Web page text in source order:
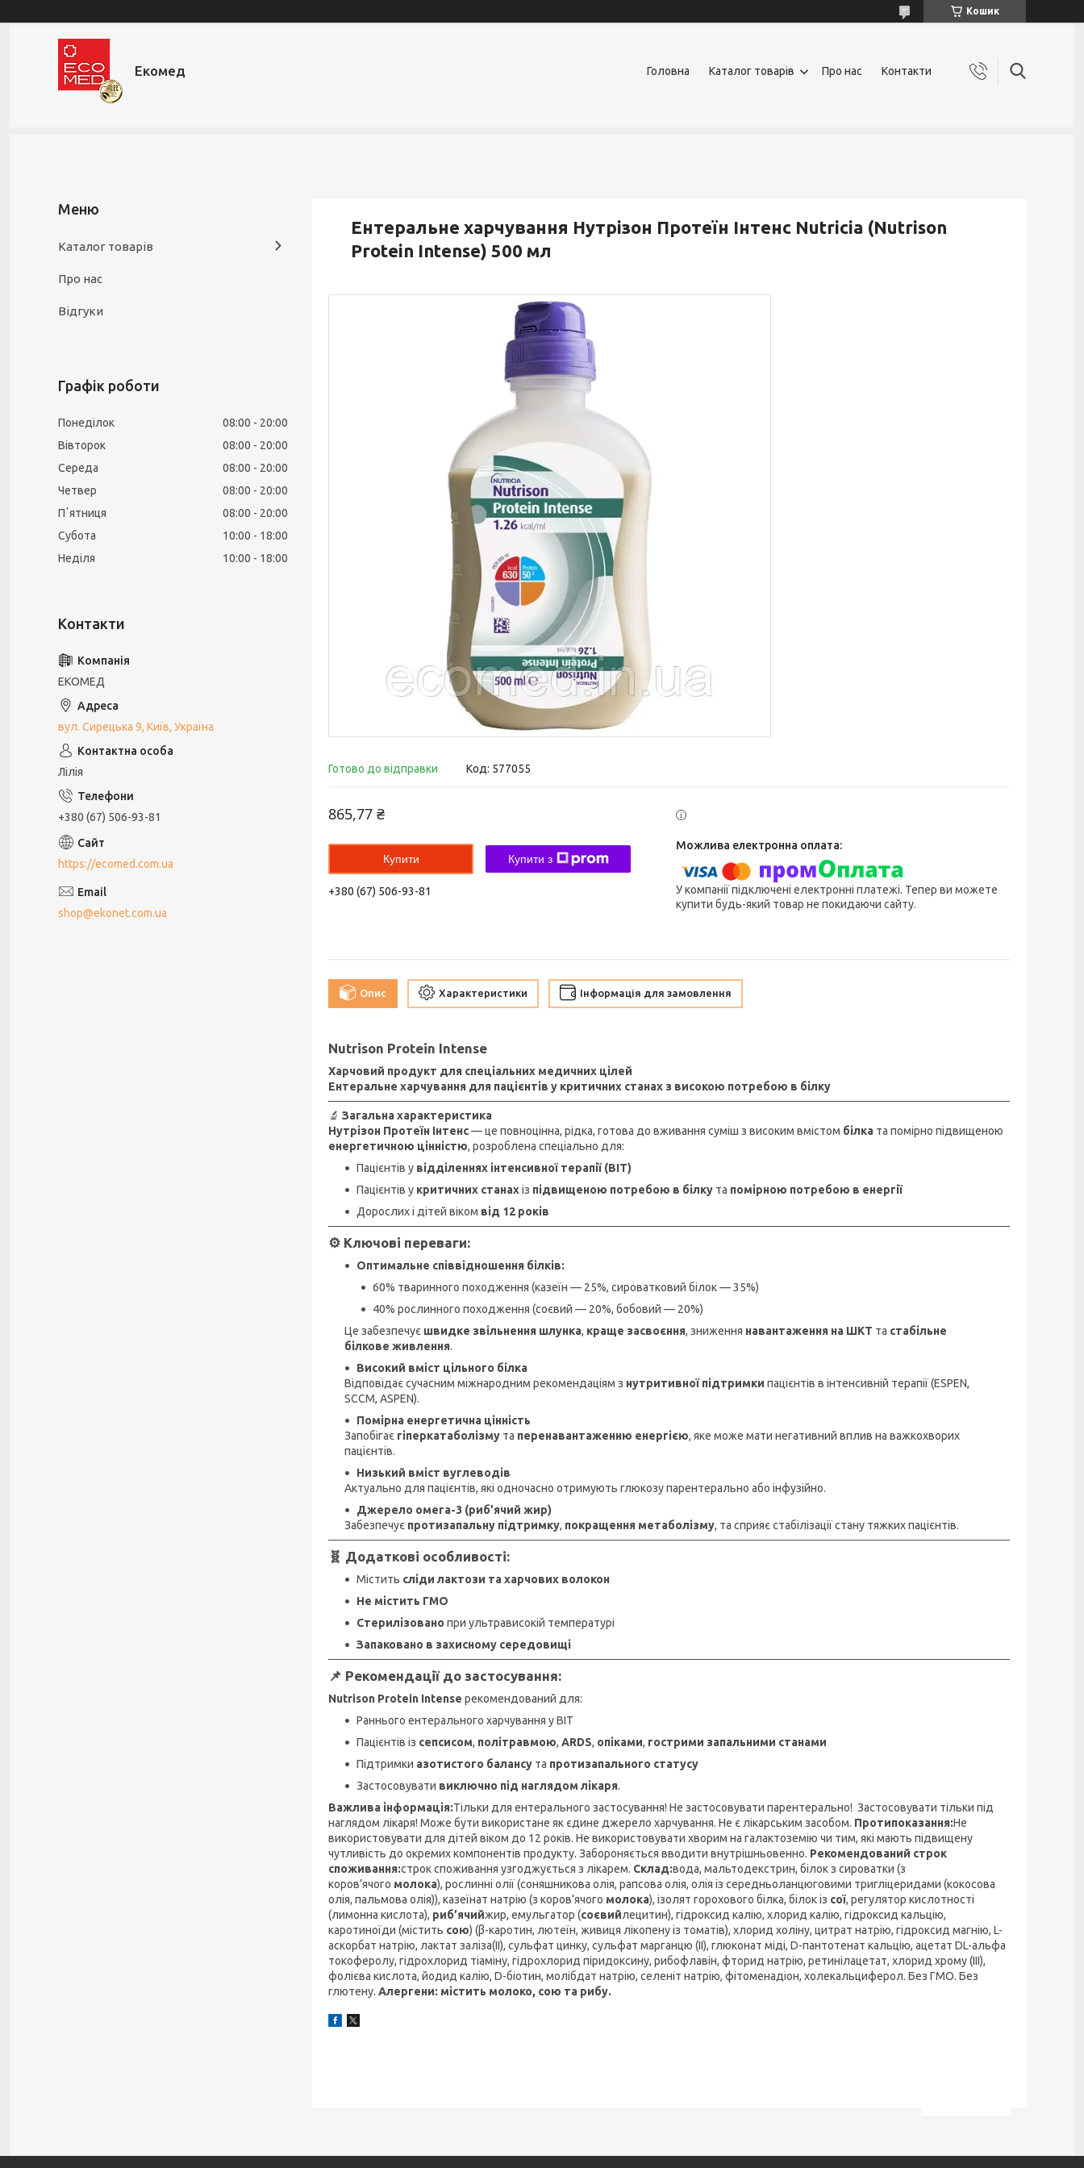
Кошик
Екомед Головна Каталог товарів Про нас Контакти
Ентеральне харчування Нутрізон Протеїн Інтенс Nutricia (Nutrison
Protein Intense) 500 мл
Готово до відправки Код: 577055
865,77 ₴
Купити Купити з
+380 (67) 506-93-81
У компанії підключені електронні платежі. Тепер ви можете
купити будь-який товар не покидаючи сайту.
Опис Характеристики Інформація для замовлення
Nutrison Protein Intense
Харчовий продукт для спеціальних медичних цілей
Ентеральне харчування для пацієнтів у критичних станах з високою потребою в білку
🔬 Загальна характеристика
Нутрізон Протеїн Інтенс— це повноцінна, рідка, готова до вживання суміш з високим вмістом білка та помірно підвищеною
енергетичною цінністю, розроблена спеціально для:
Пацієнтів у відділеннях інтенсивної терапії (ВІТ)
Пацієнтів у критичних станахіз підвищеною потребою в білку та помірною потребою в енергії
Дорослих і дітей віком від 12 років
⚙️ Ключові переваги:
Оптимальне співвідношення білків:
60% тваринного походження (казеїн — 25%, сироватковий білок — 35%)
40% рослинного походження (соєвий — 20%, бобовий — 20%)
Це забезпечує швидке звільнення шлунка, краще засвоєння, зниження навантаження на ШКТ та стабільне
білкове живлення.
Високий вміст цільного білка
Відповідає сучасним міжнародним рекомендаціям з нутритивної підтримки пацієнтів в інтенсивній терапії (ESPEN,
SCCM, ASPEN).
Помірна енергетична цінність
Запобігає гіперкатаболізму та перенавантаженню енергією, яке може мати негативний вплив на важкохворих
пацієнтів.
Низький вміст вуглеводів
Актуально для пацієнтів, які одночасно отримують глюкозу парентерально або інфузійно.
Джерело омега-3 (риб’ячий жир)
Забезпечує протизапальну підтримку, покращення метаболізму, та сприяє стабілізації стану тяжких пацієнтів.
🧬 Додаткові особливості:
Містить сліди лактози та харчових волокон
Не містить ГМО
Стерилізовано при ультрависокій температурі
Запаковано в захисному середовищі
📌 Рекомендації до застосування:
Nutrison Protein Intense рекомендований для:
Раннього ентерального харчування у ВІТ
Пацієнтів із сепсисом, політравмою, ARDS, опіками, гострими запальними станами
Підтримки азотистого балансу та протизапального статусу
Застосовувати виключно під наглядом лікаря.
Важлива інформація:Тільки для ентерального застосування! Не застосовувати парентерально! Застосовувати тільки під
наглядом лікаря! Може бути використане як єдине джерело харчування. Не є лікарським засобом. Протипоказання:Не
використовувати для дітей віком до 12 років. Не використовувати хворим на галактоземію чи тим, які мають підвищену
чутливість до окремих компонентів продукту. Забороняється вводити внутрішньовенно. Рекомендований строк
споживання:строк споживання узгоджується з лікарем. Склад:вода, мальтодекстрин, білок з сироватки (з
коров’ячого молока), рослинні олії (соняшникова олія, рапсова олія, олія із середньоланцюговими тригліцеридами (кокосова
олія, пальмова олія)), казеїнат натрію (з коров’ячого молока), ізолят горохового білка, білок із сої, регулятор кислотності
(лимонна кислота), риб’ячийжир, емульгатор (соєвийлецитин), гідроксид калію, хлорид калію, гідроксид кальцію,
каротиноїди (містить сою) (β-каротин, лютеїн, живиця лікопену із томатів), хлорид холіну, цитрат натрію, гідроксид магнію, L-
аскорбат натрію, лактат заліза(ІІ), сульфат цинку, сульфат марганцю (ІІ), глюконат міді, D-пантотенат кальцію, ацетат DL-альфа
токоферолу, гідрохлорид тіаміну, гідрохлорид піридоксину, рибофлавін, фторид натрію, ретинілацетат, хлорид хрому (ІІІ),
фолієва кислота, йодид калію, D-біотин, молібдат натрію, селеніт натрію, фітоменадіон, холекальциферол. Без ГМО. Без
глютену. Алергени: містить молоко, сою та рибу.
Каталог товарів
Про нас
Відгуки
Графік роботи
Понеділок 08:00
20:00
Вівторок
08:00
20:00
Середа
08:00
20:00
Четвер
08:00
20:00
Пʼятниця
08:00
20:00
Субота
10:00
18:00
Неділя
10:00 18:00
ЕКОМЕД
вул. Сирецька 9, Київ, Україна
Лілія
+380 (67) 506-93-81
https://ecomed.com.ua
shop@ekonet.com.ua